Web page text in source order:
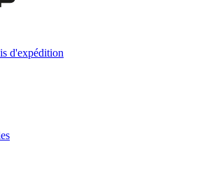
d'expédition